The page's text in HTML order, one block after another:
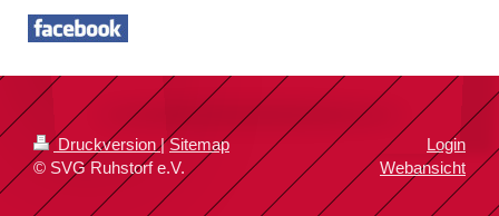
Druckversion| Sitemap
© SVG Ruhstorf e.V.
Login
Webansicht